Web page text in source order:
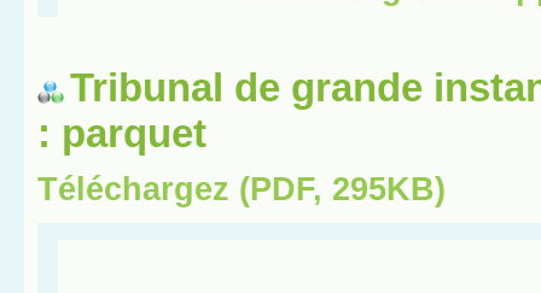
Tribunal de grande
: parquet
Téléchargez (PDF, 295KB)